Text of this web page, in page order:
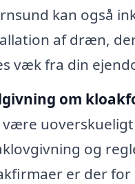
kan også
af dræn,
væk fra din
om
være
og
er der